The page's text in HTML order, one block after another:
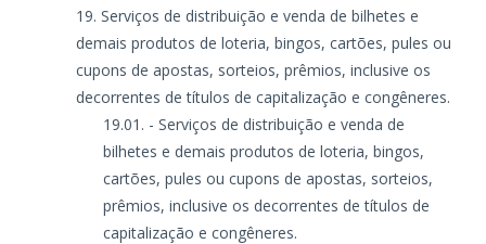
Serviços de distribuição e venda de bilhetes e
demais produtos de loteria, bingos, cartões, pules ou
cupons de apostas, sorteios, prêmios, inclusive os
decorrentes de títulos de capitalização e congêneres.
- Serviços de distribuição e venda de
bilhetes e demais produtos de loteria, bingos,
cartões, pules ou cupons de apostas, sorteios,
prêmios, inclusive os decorrentes de títulos de
capitalização e congêneres.